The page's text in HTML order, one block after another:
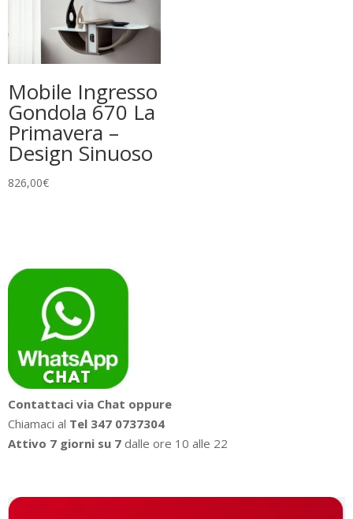
Mobile Ingresso
Gondola 670 La
Primavera –
Design Sinuoso
826,00€
Contattaci via Chat oppure
Chiamaci al Tel 347 0737304
Attivo 7 giorni su 7 dalle ore 10 alle 22